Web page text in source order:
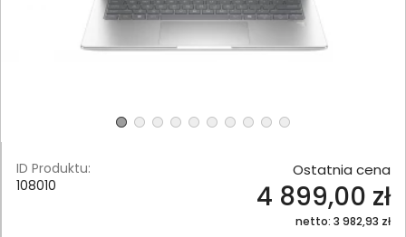
ID Produktu:
108010
Ostatnia cena
4 899,00 zł
netto: 3 982,93 zł